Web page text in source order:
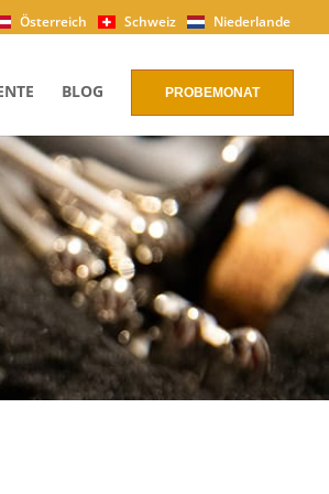
Österreich Schweiz Niederlande
BLOG PROBEMONAT